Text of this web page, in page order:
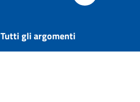
Tutti gli argomenti